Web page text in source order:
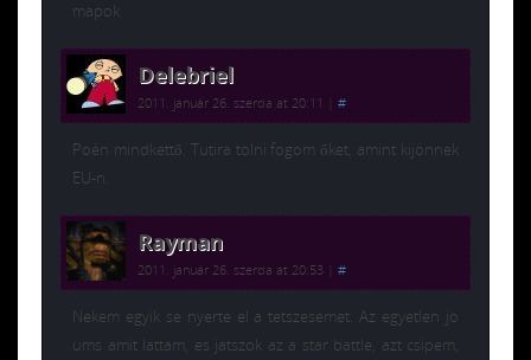
mapok
Delebriel
2011. január 26. szerda at 20:11 #
Poén mindkettő. Tutira tolni fogom őket, amint kijönnek
EU-n.
Rayman
2011. január 26. szerda at 20:53 #
Nekem egyik se nyerte el a tetszesemet. Az egyetlen jo
ums amit lattam, es jatszok az a star battle, azt csipem,